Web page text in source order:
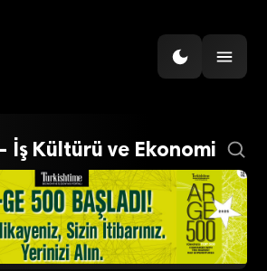
İş Kültürü ve Ekonomi